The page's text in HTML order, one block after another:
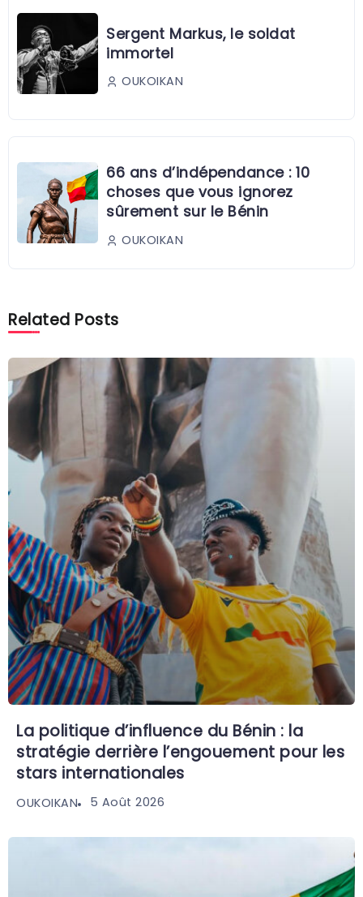
Sergent Markus, le soldat
immortel
OUKOIKAN
66 ans d’indépendance : 10
choses que vous ignorez
sûrement sur le Bénin
OUKOIKAN
Related Posts
La politique d’influence du Bénin : la
stratégie derrière l’engouement pour les
stars internationales
OUKOIKAN 5 Août 2026